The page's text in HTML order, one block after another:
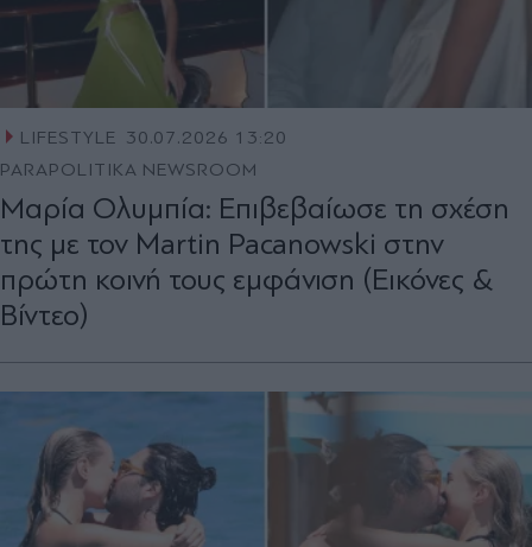
LIFESTYLE 30.07.2026 13:20
PARAPOLITIKA NEWSROOM
Μαρία Ολυμπία: Επιβεβαίωσε τη σχέση
της με τον Martin Pacanowski στην
πρώτη κοινή τους εμφάνιση (Εικόνες &
Βίντεο)